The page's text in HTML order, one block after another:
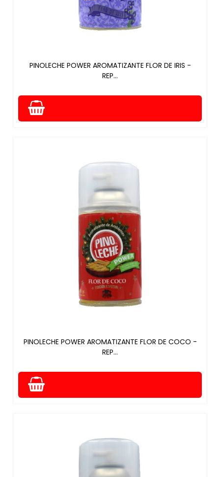
PINOLECHE POWER AROMATIZANTE FLOR DE IRIS -
REP...
PINOLECHE POWER AROMATIZANTE FLOR DE COCO -
REP...